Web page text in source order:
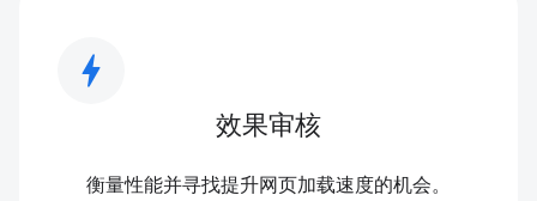
bolt
效果审核
衡量性能并寻找提升网页加载速度的机会。